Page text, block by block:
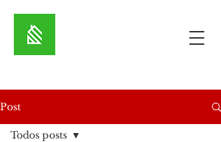
Post
Todos posts